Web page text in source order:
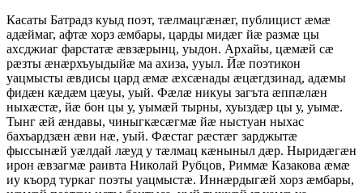
Касаты Батрадз куыд поэт, тæлмацгæнæг, публицист æмæ
адæймаг, афтæ хорз æмбары, царды мидæг йæ размæ цы
ахсджиаг фарстатæ æвзæрынц, уыдон. Архайы, цæмæй сæ
рæзты æнæрхъуыдыйæ ма ахиза, ууыл. Йæ поэтикон
уацмысты æвдисы цард æмæ æхсæнады æцæгдзинад, адæмы
фидæн кæдæм цæуы, уый. Фæлæ никуы загъта æппæлæн
ныхæстæ, йæ бон цы у, уымæй тырны, хуыздæр цы у, уымæ.
Тынг æй æндавы, чиныгкæсæгмæ йæ ныстуан ныхас
бахъардзæн æви нæ, уый. Фæстаг рæстæг зарджытæ
фыссынæй уæлдай лæуд у тæлмац кæныныл дæр. Ныридæгæн
ирон æвзагмæ раивта Николай Рубцов, Риммæ Казакова æмæ
иу къорд туркаг поэты уацмыстæ. Иннæрдыгæй хорз æмбары,